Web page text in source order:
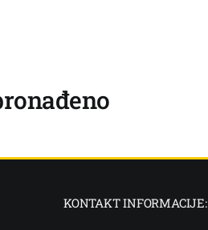
KONTAKT INFORMACIJE: